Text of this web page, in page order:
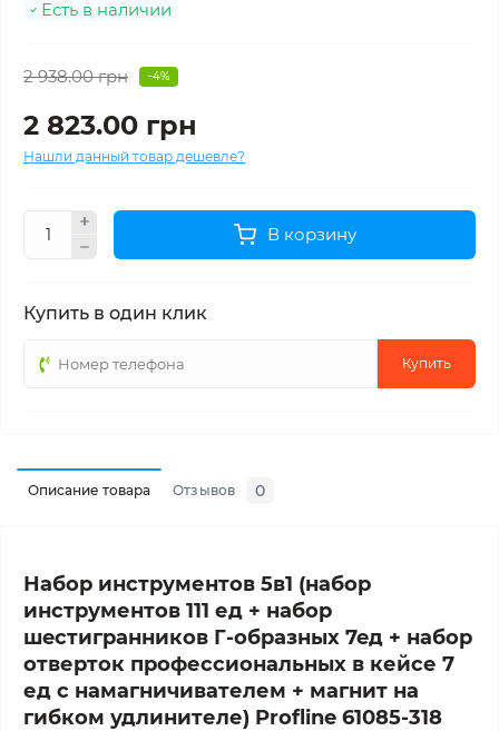
Есть в наличии
2 938.00 грн -4%
2 823.00 грн
Нашли данный товар дешевле?
В корзину
Купить в один клик
Купить
Описание товара Отзывов 0
Набор инструментов 5в1 (набор
инструментов 111 ед + нaбop
шecтигpaнникoв Г-oбpaзныx 7eд + набор
отверток профессиональных в кейсе 7
ед с намагничивателем + магнит на
гибком удлинителе) Profline 61085-318